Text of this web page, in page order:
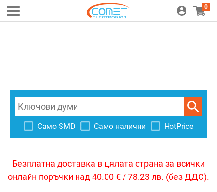
0
Само SMD Само налични HotPrice
Безплатна доставка в цялата страна за всички
онлайн поръчки над 40.00 € / 78.23 лв. (без ДДС).